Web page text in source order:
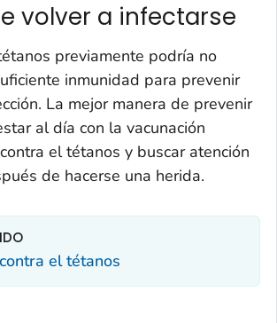
volver a infectarse
previamente podría no
inmunidad para prevenir
La mejor manera de prevenir
al día con la vacunación
el tétanos y buscar atención
de hacerse una herida.
el tétanos